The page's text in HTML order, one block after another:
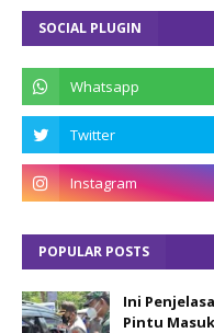
SOCIAL PLUGIN
POPULAR POSTS
Ini
Pintu